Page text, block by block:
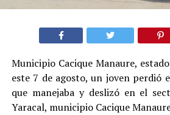
Municipio Cacique Manaure,
este 7 de agosto, un joven perdió
que manejaba y deslizó en el
Yaracal, municipio Cacique